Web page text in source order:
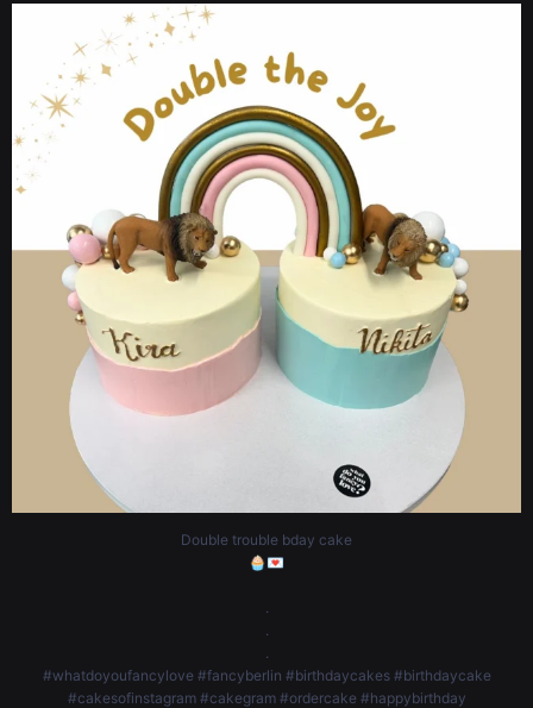
Double trouble bday cake
.
.
#whatdoyoufancylove #fancyberlin #birthdaycakes #birthdaycake
#cakesofinstagram #cakegram #ordercake #happybirthday #fancycake
#vegancupcakes #birthdaytreats #weddingdesserts #celebrationcakes
#anniversarycakes #berlincakes #cakesinberlin #berlinbakery #berlinfoodie
#berlinevents #ordercakesberlin #berlinlifestyle #customcakesberlin
#birthdaycakesberlin #weddingcakesberlin #cakesofberlin
#berlinfoodlovers #twinscake #twinsbirthday
5 0
Double trouble bday cake
🧁💌
#whatdoyoufancylove #fancyberlin #birthdaycakes #birthdaycake
#cakesofinstagram #cakegram #ordercake #happybirthday